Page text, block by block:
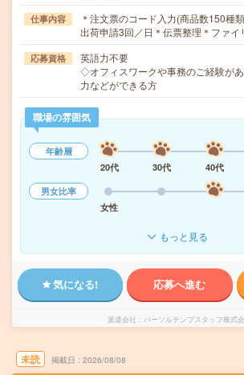
仕事内容
＊注文票のコード入力(商品数150種
出荷申請3回／日＊伝票整理＊ファ
応募資格
英語力不要
◇オフィスワークや事務のご経験が
力などができる方
職場の雰囲気
年齢層
20代
30代 40代
男女比率
女性
もっと見る
気になる! 応募へ進む
派遣会社 パーソルテンプスタッフ株式
未読 掲載日 2026/08/08